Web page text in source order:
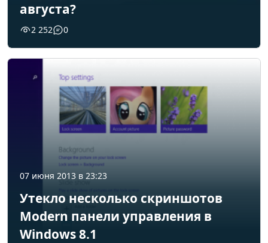
августа?
2 252 0
07 июня 2013 в 23:23
Утекло несколько скриншотов
Modern панели управления в
Windows 8.1